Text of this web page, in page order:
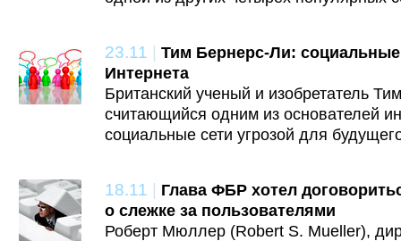
23.11 | Тим Бернерс-Ли:
Интернета
Британский ученый и изобретатель
считающийся одним из основателей
социальные сети угрозой для
18.11 | Глава ФБР хотел
о слежке за пользователями
Роберт Мюллер (Robert S. Mueller),